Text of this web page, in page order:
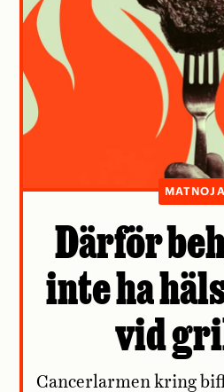
Därför
inte ha
vid
Cancerlarmen kring